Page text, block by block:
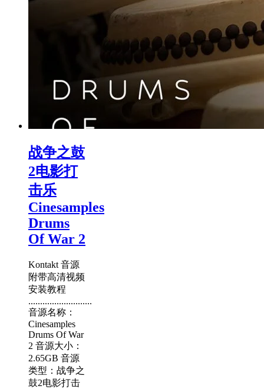
战争之鼓
2电影打
击乐
Cinesamples
Drums
Of War 2
Kontakt 音源
附带高清视频
安装教程
...........................
音源名称：
Cinesamples
Drums Of War
2 音源大小：
2.65GB 音源
类型：战争之
鼓2电影打击